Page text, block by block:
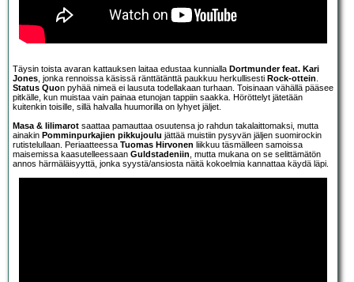
Täysin toista avaran kattauksen laitaa edustaa kunnialla Dortmunder feat. Kari
Jones, jonka rennoissa käsissä ränttätänttä paukkuu herkullisesti Rock-ottein.
Status Quon pyhää nimeä ei lausuta todellakaan turhaan. Toisinaan vähällä pääsee
pitkälle, kun muistaa vain painaa etunojan tappiin saakka. Höröttelyt jätetään
kuitenkin toisille, sillä halvalla huumorilla on lyhyet jäljet.
Masa & Iilimarot saattaa pamauttaa osuutensa jo rahdun takalaittomaksi, mutta
ainakin Pomminpurkajien pikkujoulu jättää muistiin pysyvän jäljen suomirockin
rutistelullaan. Periaatteessa Tuomas Hirvonen liikkuu täsmälleen samoissa
maisemissa kaasutelleessaan Guldstadeniin, mutta mukana on se selittämätön
annos härmäläisyyttä, jonka syystä/ansiosta näitä kokoelmia kannattaa käydä läpi.